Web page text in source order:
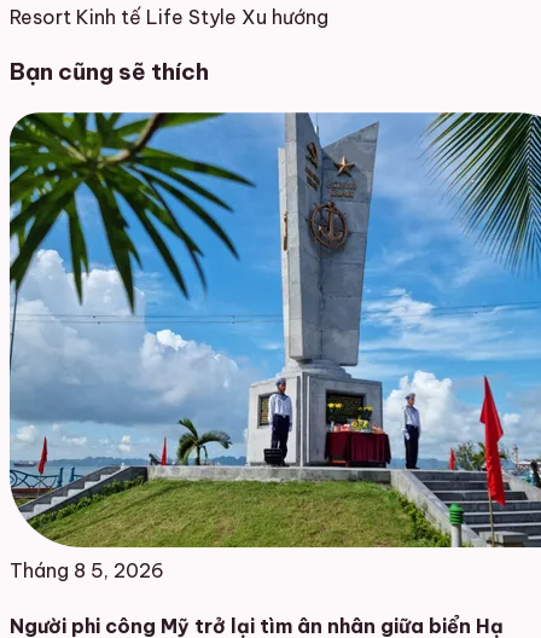
Resort Kinh tế Life Style Xu hướng
Bạn cũng sẽ thích
Tháng 8 5, 2026
Người phi công Mỹ trở lại tìm ân nhân giữa biển Hạ